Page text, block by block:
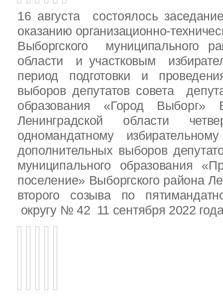
16 августа состоялось
оказанию организационно-
Выборгского муниципального
области и участковым
период подготовки и
выборов депутатов совета
образования «Город Выборг»
Ленинградской области
одномандатному
дополнительных выборов
муниципального образования
поселение» Выборгского района
второго созыва по
округу № 42 11 сентября 2022